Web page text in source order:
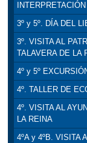
3º y 5º. DÍA DEL
3º. VISITA AL
TALAVERA DE LA
4º y 5º
4º. TALLER DE
4º. VISITA AL
LA REINA
4ºA y 4ºB. VISITA